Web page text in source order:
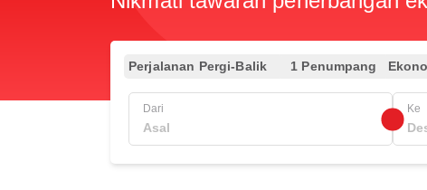
Perjalanan Pergi-Balik 1 Penumpang
Dari Ke